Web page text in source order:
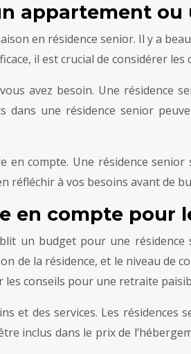
appartement ou
en résidence senior. Il y a
il est crucial de considérer
avez besoin. Une
dans une résidence senior
compte. Une résidence
réfléchir à vos besoins avant de
en compte pour
un budget pour une
de la résidence, et le niveau
conseils pour une retraite
et des services. Les
inclus dans le prix de